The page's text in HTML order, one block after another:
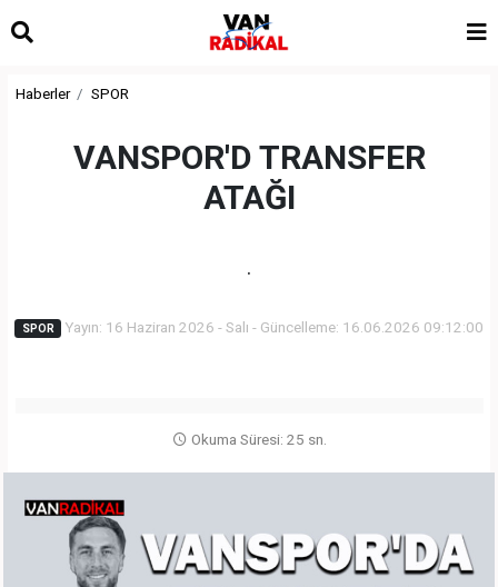
Haberler SPOR
VANSPOR'D TRANSFER
ATAĞI
.
SPOR Yayın: 16 Haziran 2026 - Salı - Güncelleme: 16.06.2026 09:12:00
Okuma Süresi: 25 sn.